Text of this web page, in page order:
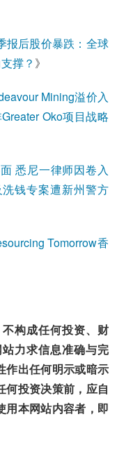
报后股价暴跌：全球
撑？ 》
Mining溢价入
Oko项目战略
悉尼一律师因卷入
钱专案遭新州警方
Tomorrow香
构成任何投资、财
力求信息准确与完
作出任何明示或暗示
何投资决策前，应自
用本网站内容者，即